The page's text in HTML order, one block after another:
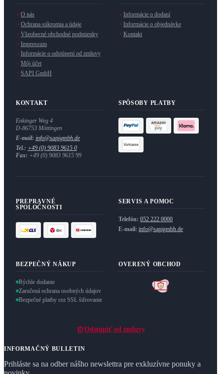
O nás
Ochrana súkromia a údaje
Všeobecné obchodné podmienky
Impressum
Informácie o odstúpení od zmluvy
Môj účet
SAPI GmbH
Informácie o dodaní
Informácie o objednávke
Kontakt
KONTAKT
Enkinger Weg 4
D-86753 Möttingen
E-mail: info@sapigmbh.de
Tel.: +49 (0) 9083 9615 0
Fax: +49 (0) 9083 9615 99
SPÔSOBY PLATBY
PREPRAVNÉ
SPOLOČNOSTI
SERVIS A POMOC
Telefón: 052 222 0000
E-mail: info@sapigmbh.de
BEZPEČNÝ NÁKUP
Rýchle dodanie
Zaručená ochrana osobných údajov
Bezpečné platby cez SSL šifrovanie
OVERENÝ OBCHOD
Odstúpiť od zmluvy
INFORMAČNÝ BULLETIN
Prihláste sa na odber nášho newslettra pre exkluzívne ponuky a